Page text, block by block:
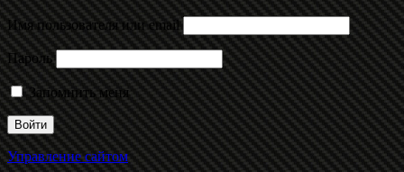
Имя пользователя или email
Пароль
Запомнить меня
Управление сайтом